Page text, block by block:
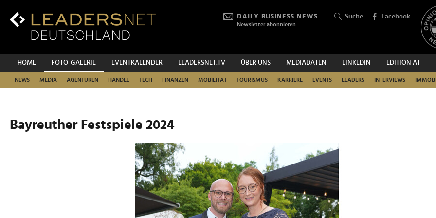
Inhalt
Hauptnavigation
DAILY BUSINESS NEWS
Newsletter abonnieren
Suche Facebook
HOME FOTO-GALERIE EVENTKALENDER LEADERSNET.TV ÜBER UNS MEDIADATEN LINKEDIN EDITION AT
NEWS MEDIA AGENTUREN HANDEL TECH FINANZEN MOBILITÄT TOURISMUS KARRIERE EVENTS LEADERS INTERVIEWS
SUCHEN
Bayreuther Festspiele 2024